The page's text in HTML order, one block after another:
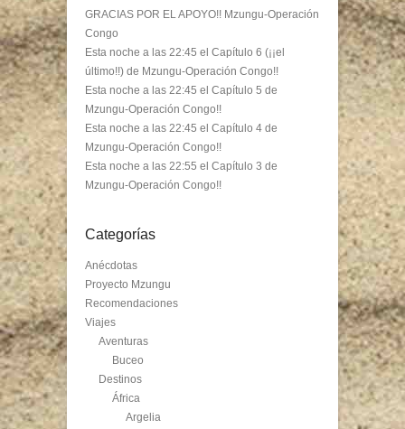
GRACIAS POR EL APOYO!! Mzungu-Operación
Congo
Esta noche a las 22:45 el Capítulo 6 (¡¡el
último!!) de Mzungu-Operación Congo!!
Esta noche a las 22:45 el Capítulo 5 de
Mzungu-Operación Congo!!
Esta noche a las 22:45 el Capítulo 4 de
Mzungu-Operación Congo!!
Esta noche a las 22:55 el Capítulo 3 de
Mzungu-Operación Congo!!
Categorías
Anécdotas
Proyecto Mzungu
Recomendaciones
Viajes
Aventuras
Buceo
Destinos
África
Argelia